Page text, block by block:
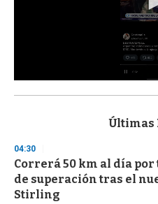
s
d
s
o
f
3
Últimas
04:30
Correrá 50 km al día
de superación tras el
Stirling